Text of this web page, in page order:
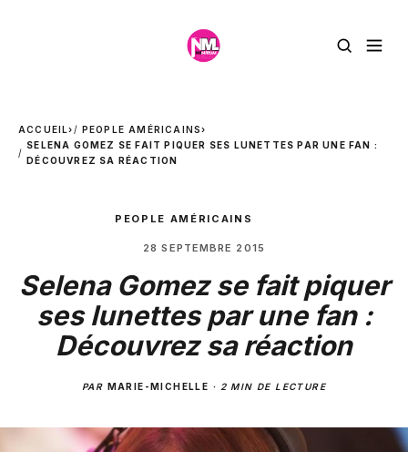
ACCUEIL› PEOPLE AMÉRICAINS›
SELENA GOMEZ SE FAIT PIQUER SES LUNETTES PAR UNE FAN :
DÉCOUVREZ SA RÉACTION
PEOPLE AMÉRICAINS
28 SEPTEMBRE 2015
Selena Gomez se fait piquer
ses lunettes par une fan :
Découvrez sa réaction
PAR MARIE-MICHELLE · 2 MIN DE LECTURE